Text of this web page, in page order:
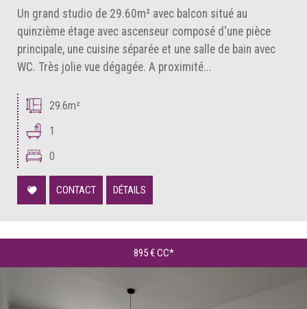
Un grand studio de 29.60m² avec balcon situé au
quinzième étage avec ascenseur composé d'une pièce
principale, une cuisine séparée et une salle de bain avec
WC. Très jolie vue dégagée. A proximité...
29.6m²
1
0
CONTACT DÉTAILS
895 €CC*